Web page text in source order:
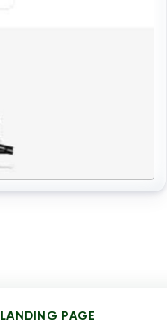
LANDING PAGE